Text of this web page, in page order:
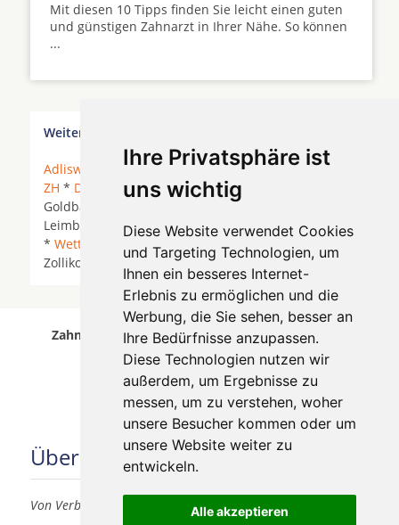
Ihre Privatsphäre ist
uns wichtig
Diese Website verwendet Cookies
und Targeting Technologien, um
Ihnen ein besseres Internet-
Erlebnis zu ermöglichen und die
Werbung, die Sie sehen, besser an
Ihre Bedürfnisse anzupassen.
Diese Technologien nutzen wir
außerdem, um Ergebnisse zu
messen, um zu verstehen, woher
unsere Besucher kommen oder um
unsere Website weiter zu
entwickeln.
Alle akzeptieren
Mit diesen 10 Tipps finden Sie leicht einen guten
und günstigen Zahnarzt in Ihrer Nähe. So können
...
Weitere Orte in der Nähe von Zollikon
Adliswil * Alt Paradies * Bendlikon *Birmensdorf
ZH * Dübendorf*Ebmatingen*Erlenbach ZH
Goldbach * Kilchberg *
Kilchberg ZH
Leimbach *
Rüschlikon*Thalwil*Uitikon Waldegg
* Wettswil Zollikerberg * Zollikon
* Zollikon Dorf *
Zollikon Station * Zumikon* Zurich *Zürich*
Zahnärzte für Zahnimplantete in Zollikon wurde
am 05 August 2026 aktualisiert.
Über uns
Von Verbrauchern für Verbraucher